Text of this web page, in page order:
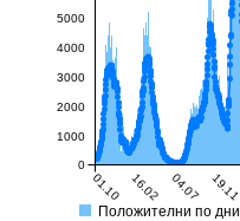
01.10 16.02 04.07 19.11
0
1000
2000
3000
4000
5000
Положителни по дни